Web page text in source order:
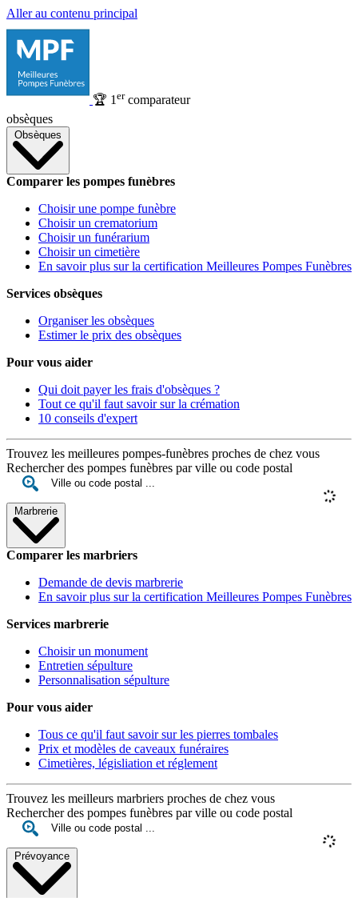
Aller au contenu principal
🏆 1 ercomparateur
obsèques
Obsèques
Comparer les pompes funèbres
Choisir une pompe funèbre
Choisir un crematorium
Choisir un funérarium
Choisir un cimetière
En savoir plus sur la certification Meilleures Pompes Funèbres
Services obsèques
Organiser les obsèques
Estimer le prix des obsèques
Pour vous aider
Qui doit payer les frais d'obsèques ?
Tout ce qu'il faut savoir sur la crémation
10 conseils d'expert
Trouvez les meilleures pompes-funèbres proches de chez vous
Rechercher des pompes funèbres par ville ou code postal
Marbrerie
Comparer les marbriers
Demande de devis marbrerie
En savoir plus sur la certification Meilleures Pompes Funèbres
Services marbrerie
Choisir un monument
Entretien sépulture
Personnalisation sépulture
Pour vous aider
Tous ce qu'il faut savoir sur les pierres tombales
Prix et modèles de caveaux funéraires
Cimetières, législiation et réglement
Trouvez les meilleurs marbriers proches de chez vous
Rechercher des pompes funèbres par ville ou code postal
Prévoyance